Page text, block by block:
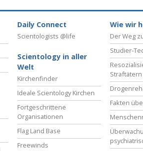
Daily Connect
Scientologists @life
Scientology in aller
Welt
Kirchenfinder
Ideale Scientology Kirchen
Fortgeschrittene
Organisationen
Flag Land Base
Freewinds
Wie wir
Der Weg
Studier-
Straftätern
Fakten